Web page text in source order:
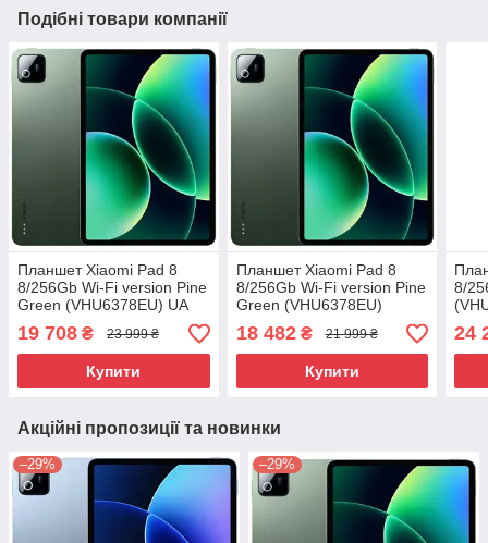
Подібні товари компанії
Планшет Xiaomi Pad 8
8/256Gb Wi-Fi version Pine
Green (VHU6378EU) UA
19 708 ₴ 23 999 ₴
Купити
Планшет Xiaomi Pad 8
8/256Gb Wi-Fi version Pine
Green (VHU6378EU)
18 482₴ 21 999 ₴
Купити
8/
24
Акційні пропозиції та новинки
–29% –29%